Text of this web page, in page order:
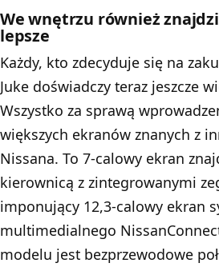
We wnętrzu również
lepsze
Każdy, kto zdecyduje się na
Juke doświadczy teraz jeszcze
Wszystko za sprawą
większych ekranów znanych z
Nissana. To 7-calowy ekran
kierownicą z zintegrowanymi
imponujący 12,3-calowy ekran
multimedialnego
modelu jest bezprzewodowe